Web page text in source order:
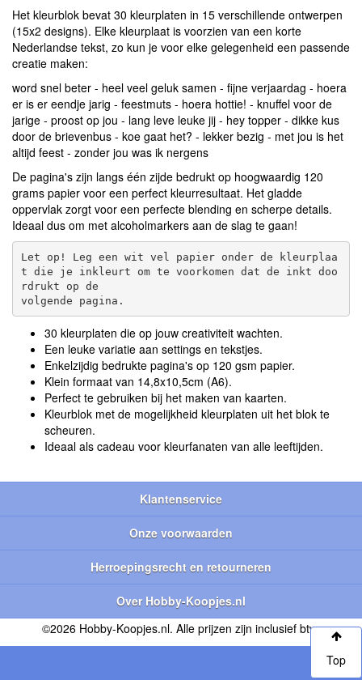
Het kleurblok bevat 30 kleurplaten in 15 verschillende ontwerpen
(15x2 designs). Elke kleurplaat is voorzien van een korte
Nederlandse tekst, zo kun je voor elke gelegenheid een passende
creatie maken:
word snel beter - heel veel geluk samen - fijne verjaardag - hoera
er is er eendje jarig - feestmuts - hoera hottie! - knuffel voor de
jarige - proost op jou - lang leve leuke jij - hey topper - dikke kus
door de brievenbus - koe gaat het? - lekker bezig - met jou is het
altijd feest - zonder jou was ik nergens
De pagina's zijn langs één zijde bedrukt op hoogwaardig 120
grams papier voor een perfect kleurresultaat. Het gladde
oppervlak zorgt voor een perfecte blending en scherpe details.
Ideaal dus om met alcoholmarkers aan de slag te gaan!
Let op! Leg een wit vel papier onder de kleurplaa
t die je inkleurt om te voorkomen dat de inkt doo
rdrukt op de
30 kleurplaten die op jouw creativiteit wachten.
Een leuke variatie aan settings en tekstjes.
Enkelzijdig bedrukte pagina's op 120 gsm papier.
Klein formaat van 14,8x10,5cm (A6).
Perfect te gebruiken bij het maken van kaarten.
Kleurblok met de mogelijkheid kleurplaten uit het blok te
scheuren.
Ideaal als cadeau voor kleurfanaten van alle leeftijden.
Klantenservice
Onze voorwaarden
Herroepingsrecht en retourneren
Over Hobby-Koopjes.nl
©2026 Hobby-Koopjes.nl. Alle prijzen zijn inclusief btw.
Top